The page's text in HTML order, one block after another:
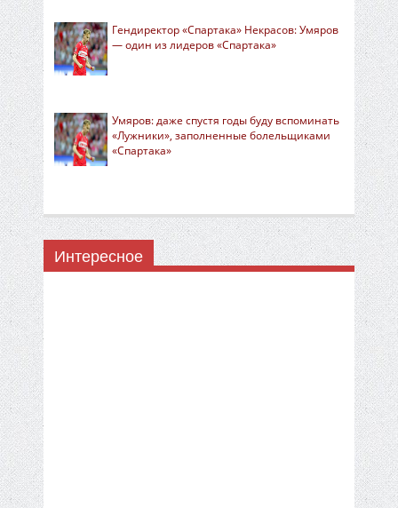
Гендиректор «Спартака» Некрасов: Умяров
— один из лидеров «Спартака»
Умяров: даже спустя годы буду вспоминать
«Лужники», заполненные болельщиками
«Спартака»
Интересное